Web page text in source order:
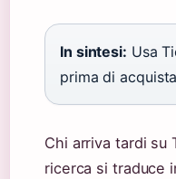
In sintesi: Usa
prima di
Chi arriva tardi
ricerca si traduce